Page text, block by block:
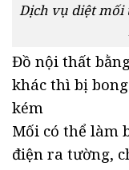
Dịch vụ diệt mối
Đồ nội thất
khác thì bị
kém
Mối có thể làm
điện ra tường,